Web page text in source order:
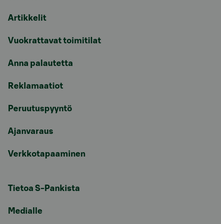
Artikkelit
Vuokrattavat toimitilat
Anna palautetta
Reklamaatiot
Peruutuspyyntö
Ajanvaraus
Verkkotapaaminen
Tietoa S-Pankista
Medialle